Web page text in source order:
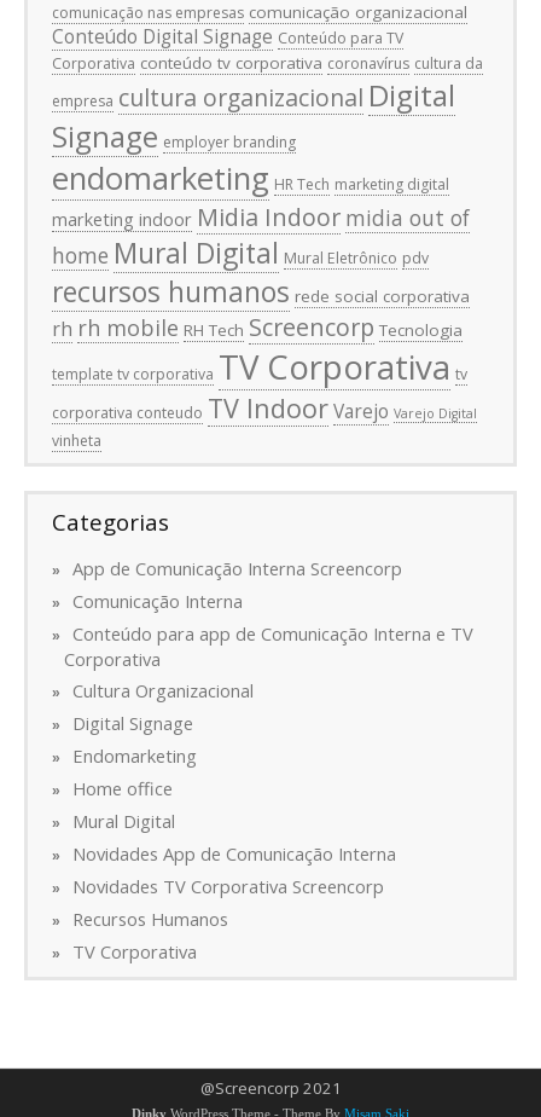
comunicação nas empresas comunicação organizacional
Conteúdo Digital Signage Conteúdo para TV
Corporativa conteúdo tv corporativa coronavírus cultura da
empresa cultura organizacional Digital
Signage employer branding
endomarketing HR Tech marketing digital
marketing indoor Midia Indoor midia out of
home Mural Digital Mural Eletrônico pdv
recursos humanos rede social corporativa
rh rh mobile RH Tech Screencorp Tecnologia
template tv corporativa TV Corporativa tv
corporativa conteudo TV IndoorVarejo Varejo Digital
vinheta
Categorias
App de Comunicação Interna Screencorp
Comunicação Interna
Conteúdo para app de Comunicação Interna e TV
Corporativa
Cultura Organizacional
Digital Signage
Endomarketing
Home office
Mural Digital
Novidades App de Comunicação Interna
Novidades TV Corporativa Screencorp
Recursos Humanos
TV Corporativa
@Screencorp 2021
Dinky WordPress Theme - Theme By Misam Saki